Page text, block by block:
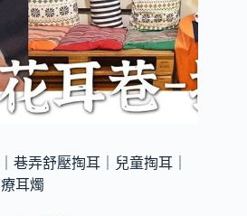
巷弄舒壓掏耳｜兒童掏耳｜
耳燭